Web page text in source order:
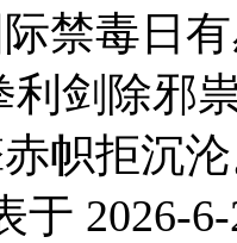
禁毒日
利剑除邪
帜拒沉
于 2026-